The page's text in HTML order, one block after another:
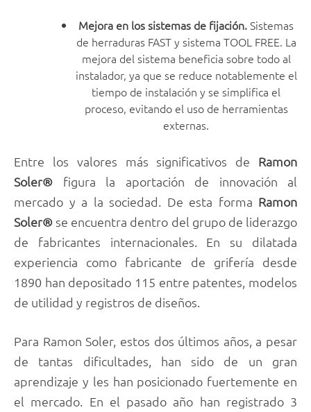
Mejora en los sistemas de fijación.Sistemas
de herraduras FAST y sistema TOOL FREE. La
mejora del sistema beneficia sobre todo al
instalador, ya que se reduce notablemente el
tiempo de instalación y se simplifica el
proceso, evitando el uso de herramientas
externas.
Entre los valores más significativos de Ramon
Soler® figura la aportación de innovación al
mercado y a la sociedad. De esta forma Ramon
Soler® se encuentra dentro del grupo de liderazgo
de fabricantes internacionales. En su dilatada
experiencia como fabricante de grifería desde
1890 han depositado 115 entre patentes, modelos
de utilidad y registros de diseños.
Para Ramon Soler, estos dos últimos años, a pesar
de tantas dificultades, han sido de un gran
aprendizaje y les han posicionado fuertemente en
el mercado. En el pasado año han registrado 3